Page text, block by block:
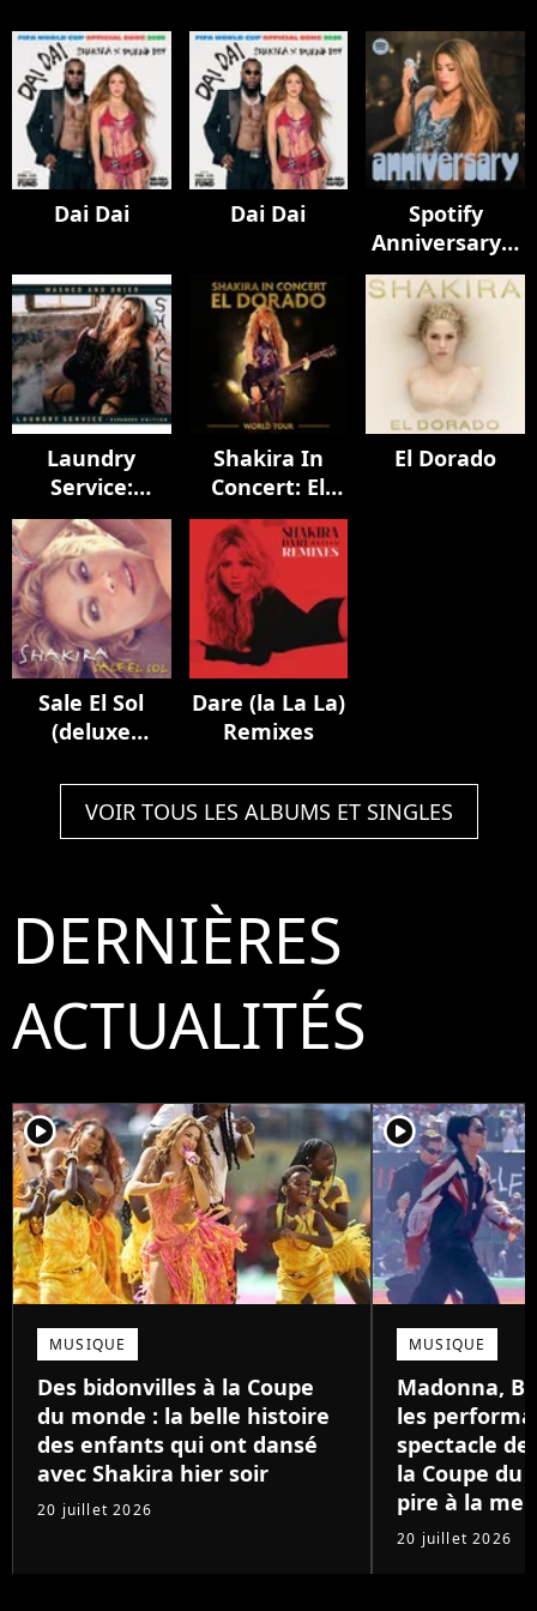
Dai Dai Dai Dai
Spotify
Anniversary |
Oral Fixation
(20th) and Pies
Descalzos
(30th) LIVE
Laundry
Service:
Washed and
Dried
(Expanded
Edition)
Shakira In
Concert: El
Dorado World
Tour
El Dorado
Sale El Sol
(deluxe
Dare (la La La)
Remixes
VOIR TOUS LES ALBUMS ET SINGLES
DERNIÈRES
ACTUALITÉS
player2
MUSIQUE
Des bidonvilles à la Coupe
du monde : la belle histoire
des enfants qui ont dansé
avec Shakira hier soir
20 juillet 2026
player2
MUSIQUE
Madonna,
les
spectacle
la Coupe du
pire à la
20 juillet 2026